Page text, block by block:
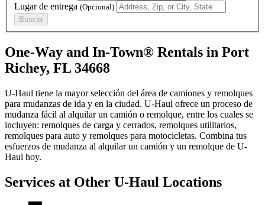
Lugar de entrega (Opcional)
Buscar
One-Way and In-Town® Rentals in Port
Richey, FL 34668
U-Haul tiene la mayor selección del área de camiones y remolques
para mudanzas de ida y en la ciudad. U-Haul ofrece un proceso de
mudanza fácil al alquilar un camión o remolque, entre los cuales se
incluyen: remolques de carga y cerrados, remolques utilitarios,
remolques para auto y remolques para motocicletas. Combina tus
esfuerzos de mudanza al alquilar un camión y un remolque de U-
Haul hoy.
Services at Other U-Haul Locations